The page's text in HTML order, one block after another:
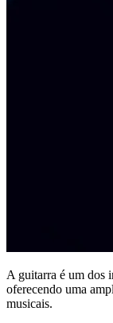
A guitarra é um dos
oferecendo uma
musicais.